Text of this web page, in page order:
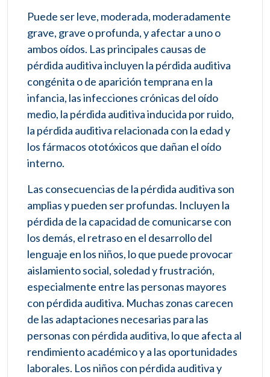
Puede ser leve, moderada, moderadamente
grave, grave o profunda, y afectar a uno o
ambos oídos. Las principales causas de
pérdida auditiva incluyen la pérdida auditiva
congénita o de aparición temprana en la
infancia, las infecciones crónicas del oído
medio, la pérdida auditiva inducida por ruido,
la pérdida auditiva relacionada con la edad y
los fármacos ototóxicos que dañan el oído
interno.
Las consecuencias de la pérdida auditiva son
amplias y pueden ser profundas. Incluyen la
pérdida de la capacidad de comunicarse con
los demás, el retraso en el desarrollo del
lenguaje en los niños, lo que puede provocar
aislamiento social, soledad y frustración,
especialmente entre las personas mayores
con pérdida auditiva. Muchas zonas carecen
de las adaptaciones necesarias para las
personas con pérdida auditiva, lo que afecta al
rendimiento académico y a las oportunidades
laborales. Los niños con pérdida auditiva y